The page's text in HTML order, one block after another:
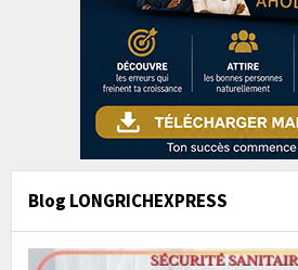
Blog LONGRICHEXPRESS